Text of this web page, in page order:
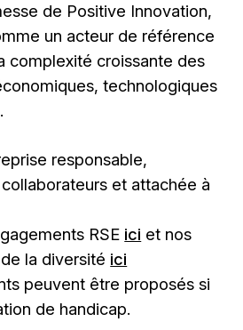
de Positive Innovation,
un acteur de référence
complexité croissante des
technologiques
responsable,
et attachée à
RSE ici et nos
la diversité ici
peuvent être proposés si
de handicap.